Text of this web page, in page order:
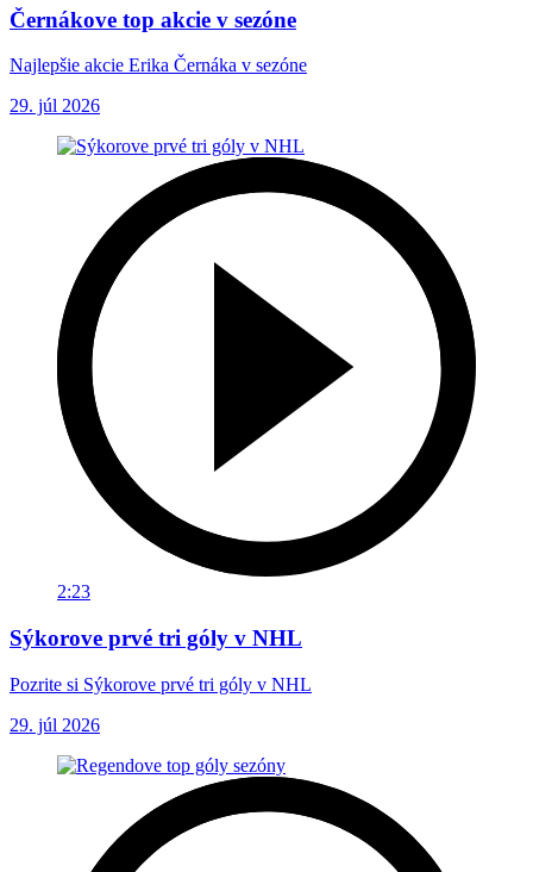
Černákove top akcie v sezóne
Najlepšie akcie Erika Černáka v sezóne
29. júl 2026
2:23
Sýkorove prvé tri góly v NHL
Pozrite si Sýkorove prvé tri góly v NHL
29. júl 2026